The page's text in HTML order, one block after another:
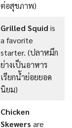
ต่อสุขภาพ)
Grilled Squid is
a favorite
starter. (ปลาหมึก
ย่างเป็นอาหาร
เรียกน้ำย่อยยอด
นิยม)
Chicken
Skewers are